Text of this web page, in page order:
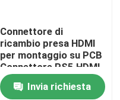
Connettore di
ricambio presa HDMI
per montaggio su PCB
Connettore PS5 HDMI
Invia richiesta